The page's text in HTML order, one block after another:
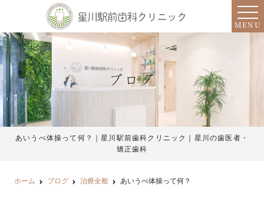
MENU
ブログ
あいうべ体操って何？｜星川駅前歯科クリニック｜星川の歯医者・
矯正歯科
ホーム ブログ 治療全般 あいうべ体操って何？